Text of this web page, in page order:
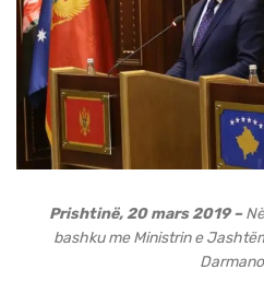
Prishtinë, 20 mars 2019 –
bashku me Ministrin e